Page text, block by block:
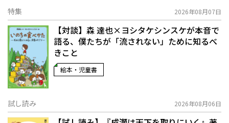
特集 2026年08月07日
【対談】森 達也×ヨシタケシンスケが本音で
語る、僕たちが「流されない」ために知るべ
きこと
絵本・児童書
試し読み 2026年08月06日